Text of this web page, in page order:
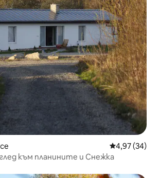
Средна
4,97 (34)
към планините и Снежка